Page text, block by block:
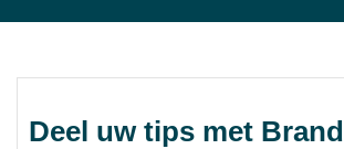
Deel uw tips met Brand